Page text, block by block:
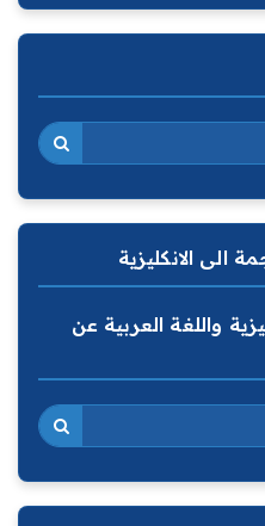
الى الانكليزية
واللغة العربية عن